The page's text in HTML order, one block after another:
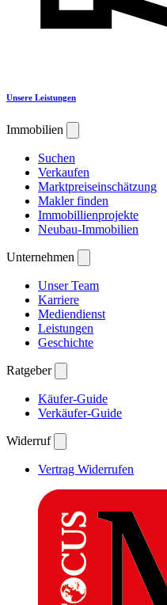
Unsere Leistungen
Immobilien
Suchen
Verkaufen
Marktpreiseinschätzung
Makler finden
Immobillienprojekte
Neubau-Immobilien
Unternehmen
Unser Team
Karriere
Mediendienst
Leistungen
Geschichte
Ratgeber
Käufer-Guide
Verkäufer-Guide
Widerruf
Vertrag Widerrufen